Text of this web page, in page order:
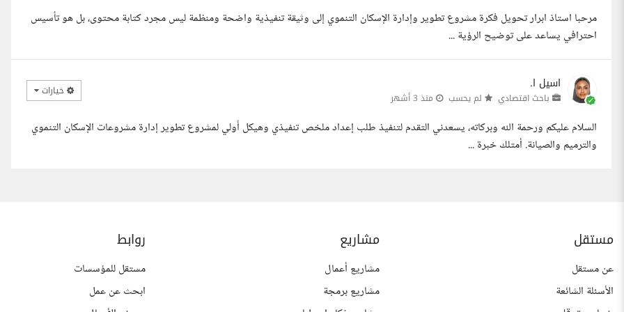
مرحبا استاذ ابرار تحويل فكرة مشروع تطوير وإدارة الإسكان التنموي إلى وثيقة تنفيذية واضحة ومنظمة ليس مجرد كتابة محتوى، بل هو تأسيس
احترافي يساعد على توضيح الرؤية ...
اسيل ا.
باحث اقتصادي لم يحسب منذ 3 أشهر خيارات
السلام عليكم ورحمة الله وبركاته، يسعدني التقدم لتنفيذ طلب إعداد ملخص تنفيذي وهيكل أولي لمشروع تطوير إدارة مشروعات الإسكان التنموي
والترميم والصيانة. أمتلك خبرة ...
مستقل
عن مستقل
الأسئلة الشائعة
مشاريع
مشاريع أعمال
مشاريع برمجة
روابط
مستقل للمؤسسات
ابحث عن عمل